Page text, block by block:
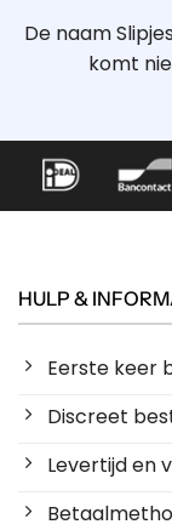
De naam
komt
HULP &
Eerste keer
Discreet
Levertijd en